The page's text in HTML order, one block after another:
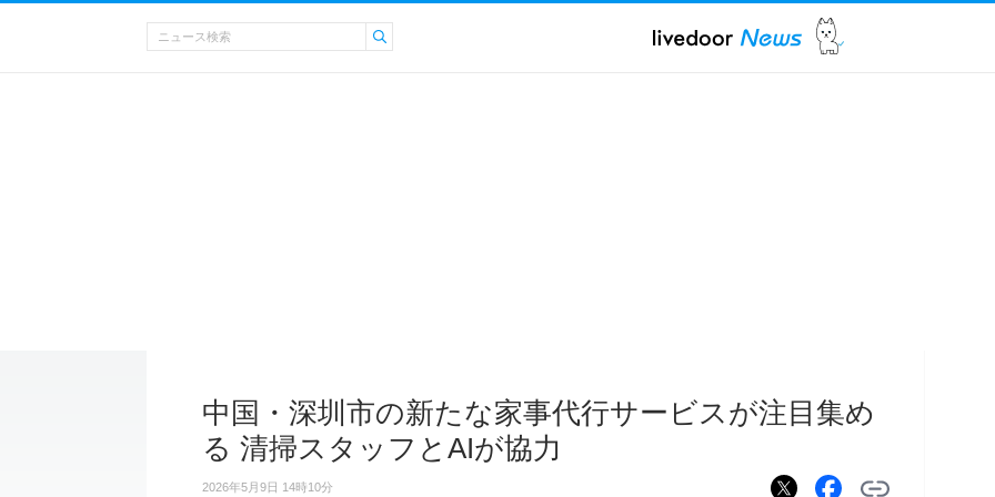
中国・深圳市の新たな家事代行サービスが注目集め
る 清掃スタッフとAIが協力
2026年5月9日 14時10分